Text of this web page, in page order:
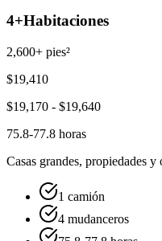
4+Habitaciones
2,600+ pies²
$19,410
$19,170 - $19,640
75.8-77.8 horas
Casas grandes, propiedades y
1 camión
4 mudanceros